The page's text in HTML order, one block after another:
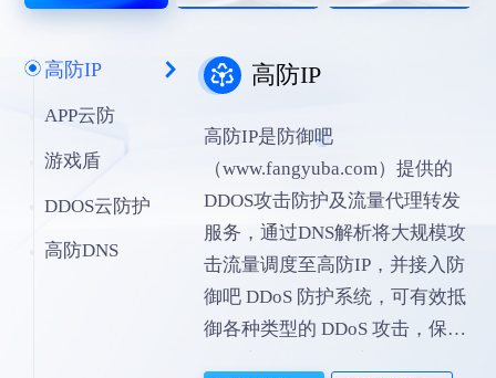
高防IP
APP云防
游戏盾
DDOS云防护
高防DNS
高防IP
高防IP是防御吧
（www.fangyuba.com）提供的
DDOS攻击防护及流量代理转发
服务，通过DNS解析将大规模攻
击流量调度至高防IP，并接入防
御吧 DDoS 防护系统，可有效抵
御各种类型的 DDoS 攻击，保护